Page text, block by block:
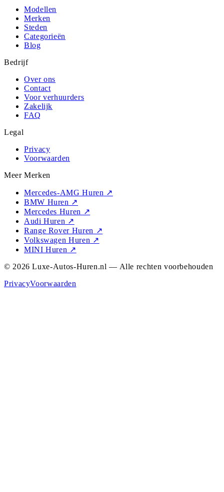
Modellen
Merken
Steden
Categorieën
Blog
Bedrijf
Over ons
Contact
Voor verhuurders
Zakelijk
FAQ
Legal
Privacy
Voorwaarden
Meer Merken
Mercedes-AMG Huren ↗
BMW Huren ↗
Mercedes Huren ↗
Audi Huren ↗
Range Rover Huren ↗
Volkswagen Huren ↗
MINI Huren ↗
© 2026 Luxe-Autos-Huren.nl — Alle rechten voorbehouden
PrivacyVoorwaarden